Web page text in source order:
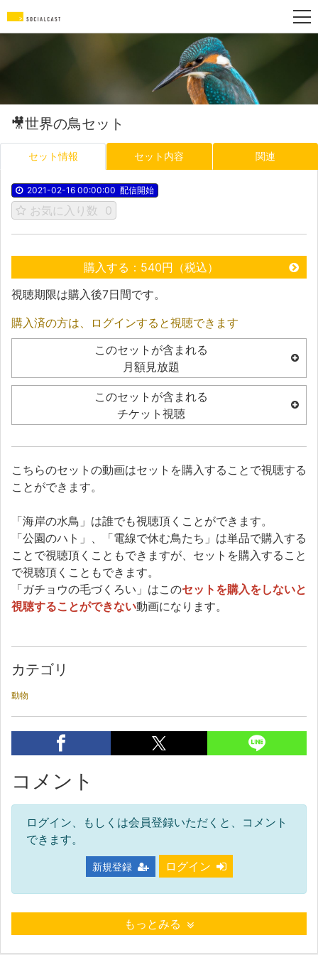
🎥世界の鳥セット
セット情報 セット内容 関連
2021-02-16 00:00:00 配信開始
お気に入り数 0
購入する：540円（税込）
視聴期限は購入後7日間です。
購入済の方は、ログインすると視聴できます
このセットが含まれる
月額見放題
このセットが含まれる
チケット視聴
こちらのセットの動画はセットを購入することで視聴する
ことができます。
「海岸の水鳥」は誰でも視聴頂くことができます。
「公園のハト」、「電線で休む鳥たち」は単品で購入する
ことで視聴頂くこともできますが、セットを購入すること
で視聴頂くこともできます。
「ガチョウの毛づくろい」はこのセットを購入をしないと
視聴することができない動画になります。
カテゴリ
動物
コメント
ログイン、もしくは会員登録いただくと、コメント
できます。
新規登録 ログイン
もっとみる